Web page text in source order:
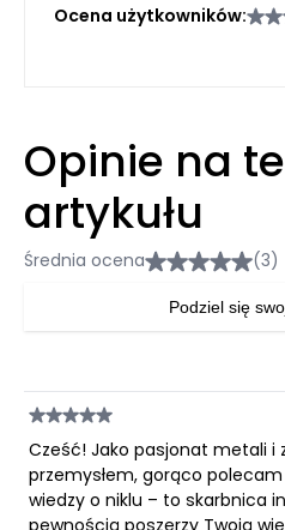
Ocena użytkowników:
Opinie na
artykułu
Średnia ocena (3)
Podziel się
Cześć! Jako pasjonat metali i
przemysłem, gorąco
wiedzy o niklu – to skarbnica
pewnością poszerzy Twoją